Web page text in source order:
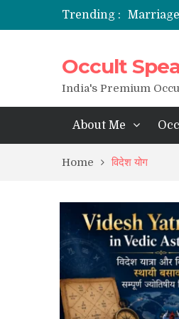
Trending :
12
मन्त्र
Saturn
Occult
India's Premium
About Me
Home विदेश योग